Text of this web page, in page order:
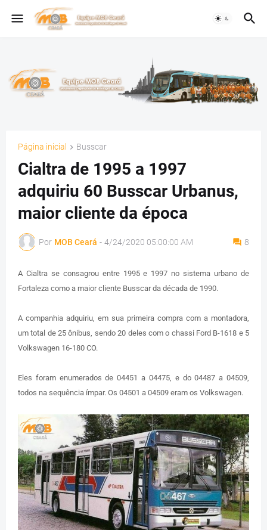
Página inicial Busscar
Cialtra de 1995 a 1997
adquiriu 60 Busscar Urbanus,
maior cliente da época
Por MOB Ceará - 4/24/2020 05:00:00 AM 8
A Cialtra se consagrou entre 1995 e 1997 no sistema urbano de
Fortaleza como a maior cliente Busscar da década de 1990.
A companhia adquiriu, em sua primeira compra com a montadora,
um total de 25 ônibus, sendo 20 deles com o chassi Ford B-1618 e 5
Volkswagen 16-180 CO.
Eles foram enumerados de 04451 a 04475, e do 04487 a 04509,
todos na sequência ímpar. Os 04501 a 04509 eram os Volkswagen.